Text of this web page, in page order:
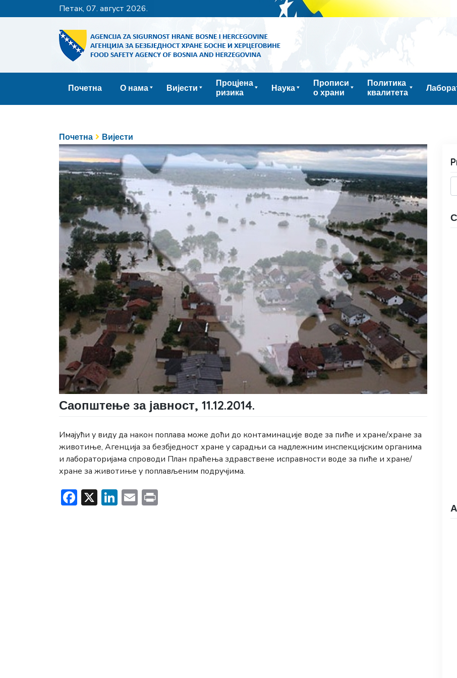
петак, 07. август 2026.
Почетна О нама Вијести
Процјена
ризика
Наука
Прописи
о храни
Политика
квалитета
Почетна Вијести
Саопштење за јавност, 11.12.2014.
Имајући у виду да након поплава може доћи до контаминације воде за пиће и хране/хране за
животиње, Агенција за безбједност хране у сарадњи са надлежним инспекцијским органима
и лабораторијама спроводи План праћења здравствене исправности воде за пиће и хране/
хране за животиње у поплављеним подручјима.
Facebook
X LinkedIn
Email